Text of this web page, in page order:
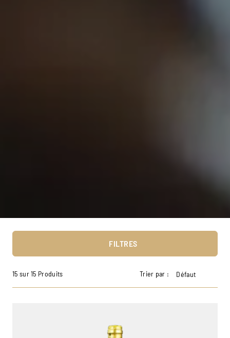
FILTRES
15 sur 15 Produits Trier par : Défaut